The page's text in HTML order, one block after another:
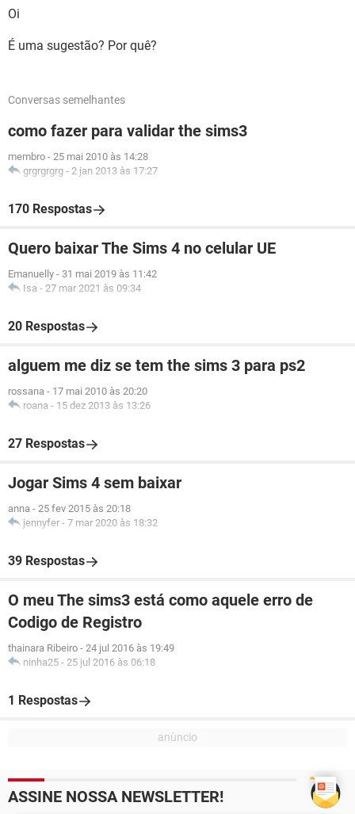
Oi
É uma sugestão? Por quê?
Conversas semelhantes
como fazer para validar the sims3
membro - 25 mai 2010 às 14:28
grgrgrgrg - 2 jan 2013 às 17:27
170 Respostas
Quero baixar The Sims 4 no celular UE
Emanuelly - 31 mai 2019 às 11:42
Isa - 27 mar 2021 às 09:34
20 Respostas
alguem me diz se tem the sims 3 para ps2
rossana - 17 mai 2010 às 20:20
roana - 15 dez 2013 às 13:26
27 Respostas
Jogar Sims 4 sem baixar
anna - 25 fev 2015 às 20:18
jennyfer - 7 mar 2020 às 18:32
39 Respostas
O meu The sims3 está como aquele erro de
Codigo de Registro
thainara Ribeiro - 24 jul 2016 às 19:49
ninha25 - 25 jul 2016 às 06:18
1 Respostas
ASSINE NOSSA NEWSLETTER!